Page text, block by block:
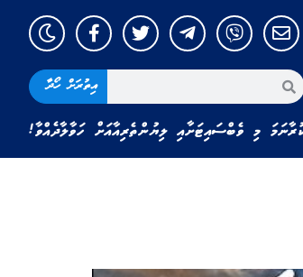
އިތުރަށް ހޯދާ
މި ވެބްސައިޓަށާއި ލިޔުންތެރިއާއަށް ހަވާލާދެއްވާ!